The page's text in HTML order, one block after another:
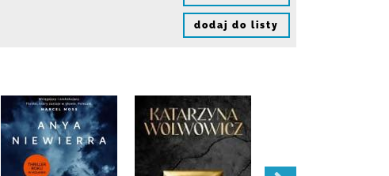
dodaj do listy